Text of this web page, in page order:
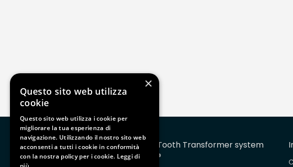
TT TOOTH TRANSFORMER SRL
Tooth Transformer system
®
×
Questo sito web utilizza
cookie
Questo sito web utilizza i cookie per
migliorare la tua esperienza di
navigazione. Utilizzando il nostro sito web
acconsenti a tutti i cookie in conformità
con la nostra policy per i cookie. Leggi di